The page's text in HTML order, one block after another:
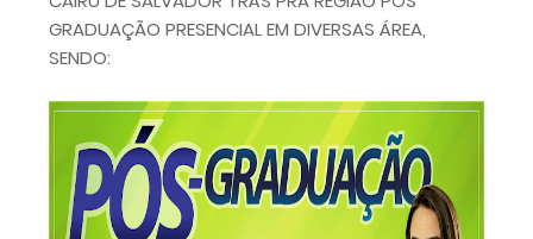
GRADUAÇÃO PRESENCIAL EM DIVERSAS ÁREA,
SENDO: